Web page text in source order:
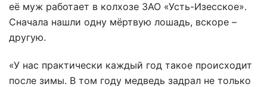
её муж работает в колхозе ЗАО «Усть-Изесское».
Сначала нашли одну мёртвую лошадь, вскоре –
другую.
«У нас практически каждый год такое происходит
после зимы. В том году медведь задрал не только